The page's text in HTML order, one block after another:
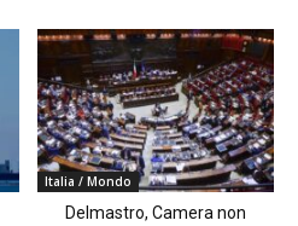
Italia / Mondo
Delmastro, Camera non